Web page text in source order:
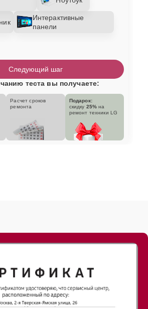
Интерактивные
панели
Следующий шаг
теста вы получаете:
Расчет сроков
ремонта
Подарок:
скидку 25% на
ремонт техники LG